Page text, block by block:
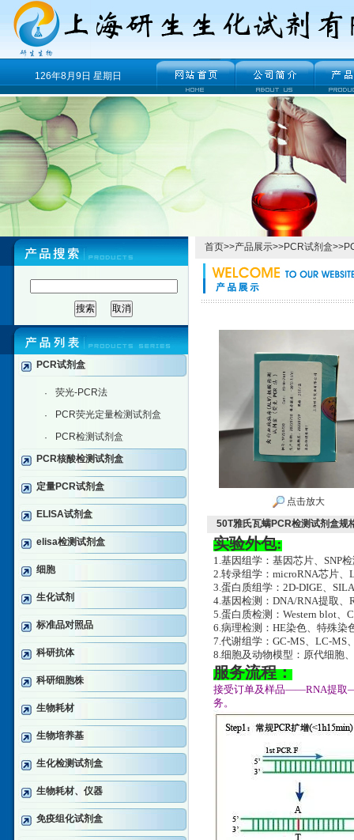
126年8月9日 星期日
PCR试剂盒
· 荧光-PCR法
· PCR荧光定量检测试剂盒
·
PCR检测试剂盒
PCR核酸检测试剂盒
定量PCR试剂盒
ELISA试剂盒
elisa检测试剂盒
细胞
生化试剂
标准品对照品
科研抗体
科研细胞株
生物耗材
生物培养基
生化检测试剂盒
生物耗材、仪器
免疫组化试剂盒
首页>>产品展示>>PCR试剂盒>>
点击放大
50T雅氏瓦螨PCR检测试剂盒规
实验外包:
1.基因组学：基因芯片、SNP
2.转录组学：microRNA芯片、
3.蛋白质组学：2D-DIGE、
4.基因检测：DNA/RNA提取、
5.蛋白质检测：Western blot、
6.病理检测：HE染色、特殊染
7.代谢组学：GC-MS、LC-MS
8.细胞及动物模型：原代细胞
服务流程：
接受订单及样品——RNA提
务。